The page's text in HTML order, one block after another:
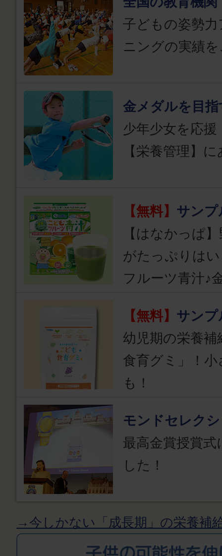
子どもの姿勢
ニングの実績
金メダルを目指
少年少女を応
【栄養管理】
【無料】 サンプ
【はなかっぱ
がたっぷりは
フルーツ青汁♪
【無料】 サンプ
幼児期の栄養
食育グミ」！
も！
モンドセレク
最高金賞授賞
した！
→今しかない「成長期」の栄養補